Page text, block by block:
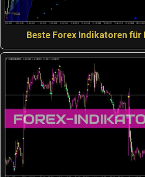
Beste Forex Indikatoren für